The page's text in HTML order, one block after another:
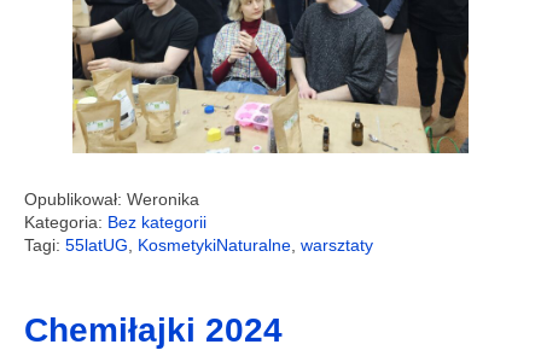
Opublikował: Weronika
Kategoria: Bez kategorii
Tagi: 55latUG KosmetykiNaturalne warsztaty
Chemiłajki 2024